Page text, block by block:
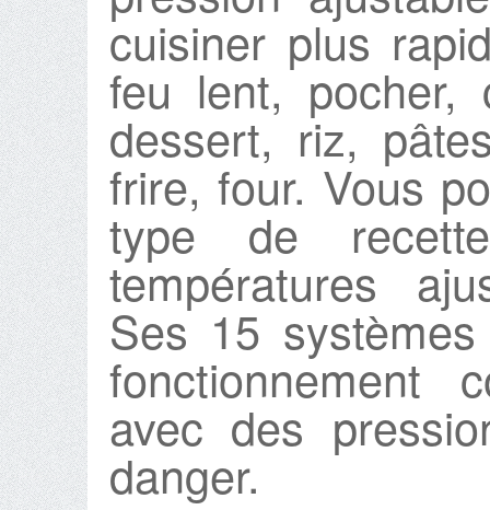
cuisiner plus
feu lent, pocher,
dessert, riz,
frire, four. Vous
type de
températures
Ses 15
fonctionnement
avec des
danger.